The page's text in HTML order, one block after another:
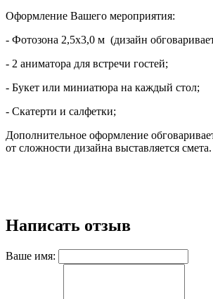
Оформление Вашего мероприятия:
- Фотозона 2,5х3,0 м (дизайн
- 2 аниматора для встречи гостей;
- Букет или миниатюра на каждый стол;
- Скатерти и салфетки;
Дополнительное оформление
от сложности дизайна выставляется смета.
Написать отзыв
Ваше имя: